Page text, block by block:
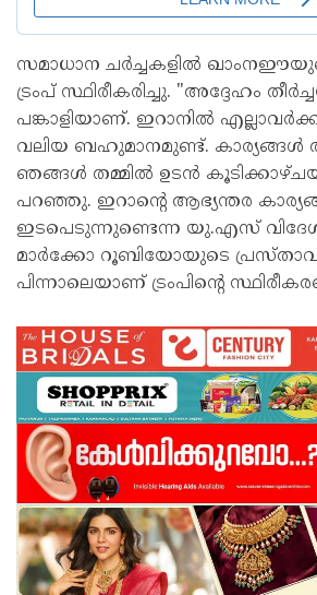
സമാധാന ചർച്ചകളിൽ
ട്രംപ് സ്ഥിരീകരിച്ചു. "അദ്ദേഹം
പങ്കാളിയാണ്. ഇറാനിൽ
വലിയ ബഹുമാനമുണ്ട്.
ഞങ്ങൾ തമ്മിൽ ഉടൻ
പറഞ്ഞു. ഇറാന്റെ ആഭ്യന്തര
ഇടപെടുന്നുണ്ടെന്ന യു.എസ്
മാർക്കോ റൂബിയോയുടെ
പിന്നാലെയാണ് ട്രംപിന്റെ